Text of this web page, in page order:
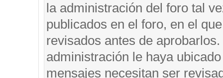
la administración del foro tal
publicados en el foro, en el
revisados antes de
administración le haya
mensajes necesitan ser